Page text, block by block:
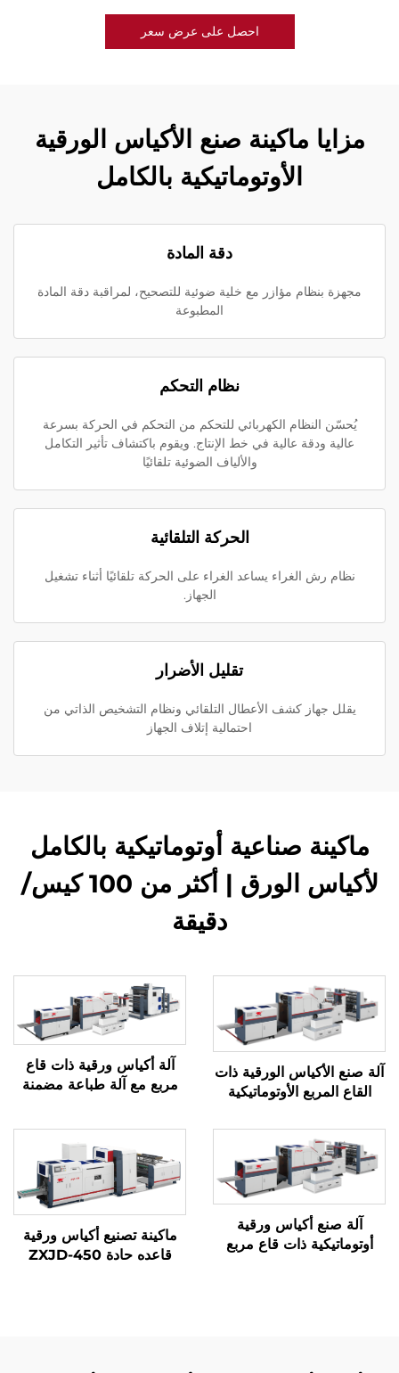
احصل على عرض سعر
مزايا ماكينة صنع الأكياس الورقية
الأوتوماتيكية بالكامل
دقة المادة
مجهزة بنظام مؤازر مع خلية ضوئية للتصحيح، لمراقبة دقة المادة
المطبوعة
نظام التحكم
يُحسّن النظام الكهربائي للتحكم من التحكم في الحركة بسرعة
عالية ودقة عالية في خط الإنتاج. ويقوم باكتشاف تأثير التكامل
والألياف الضوئية تلقائيًا
الحركة التلقائية
نظام رش الغراء يساعد الغراء على الحركة تلقائيًا أثناء تشغيل
الجهاز.
تقليل الأضرار
يقلل جهاز كشف الأعطال التلقائي ونظام التشخيص الذاتي من
احتمالية إتلاف الجهاز
ماكينة صناعية أوتوماتيكية بالكامل
لأكياس الورق | أكثر من 100 كيس/
دقيقة
آلة صنع الأكياس الورقية ذات
القاع المربع الأوتوماتيكية
آلة أكياس ورقية ذات قاع
مربع مع آلة طباعة مضمنة
آلة صنع أكياس ورقية
أوتوماتيكية ذات قاع مربع
ماكينة تصنيع أكياس ورقية
قاعده حادة ZXJD-450